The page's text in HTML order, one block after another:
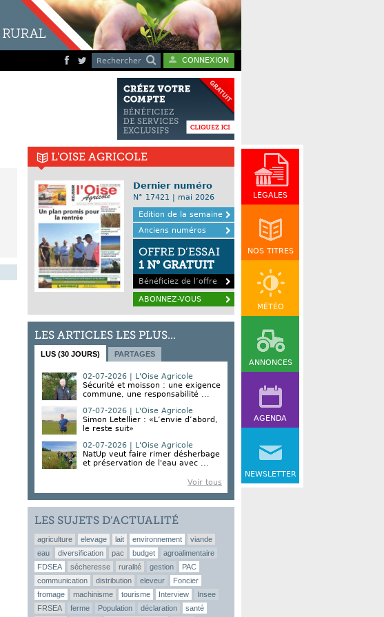
Rechercher CONNEXION
LÉGALES
NOS TITRES
MÉTÉO
ANNONCES
AGENDA
NEWSLETTER
L'OISE AGRICOLE
Dernier numéro
N° 17421 | mai 2026
Edition de la semaine
Anciens numéros
OFFRE D’ESSAI
1 N° GRATUIT
Bénéficiez de l’offre
ABONNEZ-VOUS
LES ARTICLES LES PLUS...
LUS (30 JOURS) PARTAGES
02-07-2026 | L'Oise Agricole
Sécurité et moisson : une exigence
commune, une responsabilité ...
07-07-2026 | L'Oise Agricole
Simon Letellier : «L’envie d’abord,
le reste suit»
02-07-2026 | L'Oise Agricole
NatUp veut faire rimer désherbage
et préservation de l'eau avec ...
Voir tous
LES SUJETS D’ACTUALITÉ
agriculture elevage lait environnement
viande
eau
diversification pac budget
agroalimentaire
FDSEA
sécheresse ruralité gestion
PAC
communication
distribution eleveur
Foncier
fromage
machinisme tourisme Interview
Insee
FRSEA
ferme Population déclaration santé